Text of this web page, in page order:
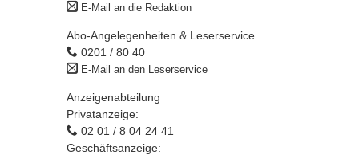
E-Mail an die Redaktion
Abo-Angelegenheiten & Leserservice
0201 / 80 40
E-Mail an den Leserservice
Anzeigenabteilung
Privatanzeige:
02 01 / 8 04 24 41
Geschäftsanzeige: